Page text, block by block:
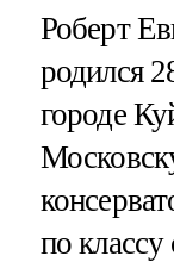
Роберт
родился
городе
по